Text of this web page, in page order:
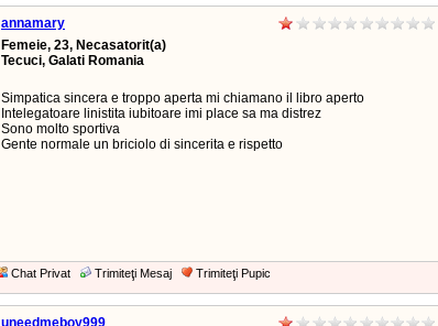
annamary
Femeie, 23, Necasatorit(a)
Tecuci, Galati Romania
Simpatica sincera e troppo aperta mi chiamano il libro aperto
Intelegatoare linistita iubitoare imi place sa ma distrez
Sono molto sportiva
Gente normale un briciolo di sincerita e rispetto
Chat Privat Trimiteţi Mesaj Trimiteţi Pupic
uneedmeboy999